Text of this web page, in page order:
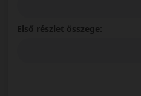
Első részlet összege: